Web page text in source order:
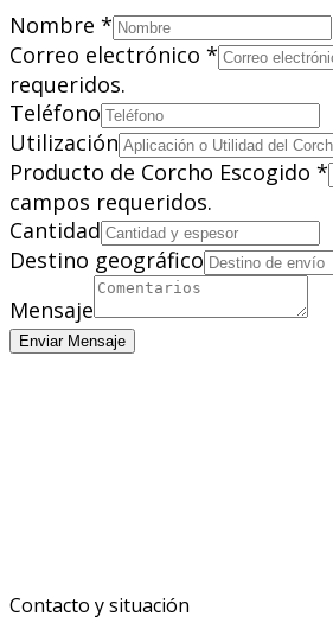
Nombre *
Correo electrónico *
requeridos.
Teléfono
Utilización
Producto de Corcho Escogido *
campos requeridos.
Cantidad
Destino geográfico
Mensaje
Enviar Mensaje
Contacto y situación